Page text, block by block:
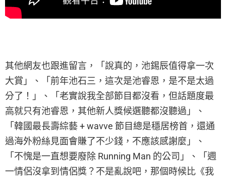
其他網友也跟進留言，「說真的，池錫辰值得拿一次
大賞」、「前年池石三，這次是池睿恩，是不是太過
分了！」、「老實說我全部節目都沒看，但話題度最
高就只有池睿恩，其他新人獎候選聽都沒聽過」、
「韓國最長壽綜藝 + wavve 節目總是穩居榜首，還通
過海外粉絲見面會賺了不少錢，不應該感謝麼」、
「不愧是一直想要廢除 Running Man 的公司」、「週
一情侶沒拿到情侶獎？不是亂說吧，那個時候比《我